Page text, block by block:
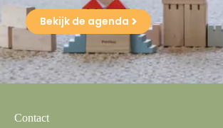
Bekijk de agenda
Contact